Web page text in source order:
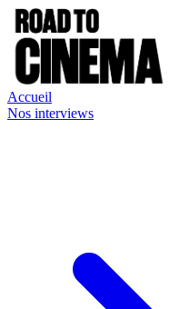
Accueil
Nos interviews